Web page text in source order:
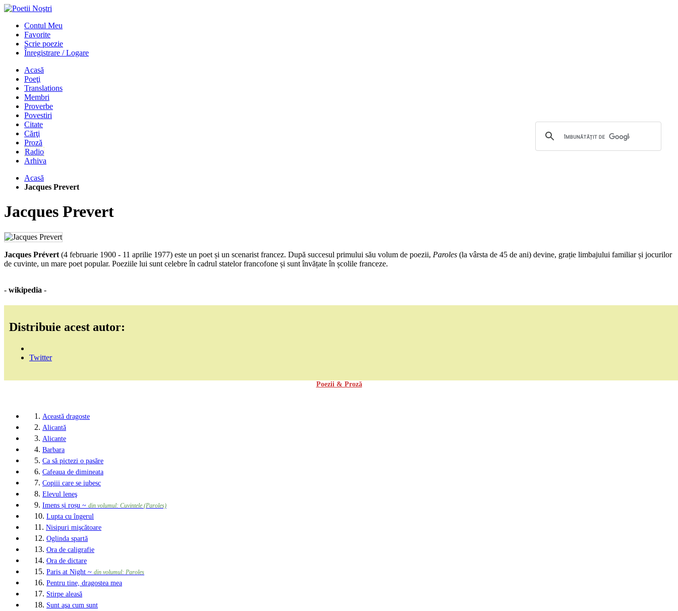
Contul Meu
Favorite
Scrie poezie
Înregistrare / Logare
Acasă
Poeţi
Translations
Membri
Proverbe
Povestiri
Citate
Cărţi
Proză
Radio
Arhiva
Acasă
Jacques Prevert
Jacques Prevert
Jacques Prévert (4 februarie 1900 - 11 aprilie 1977) este un poet și un scenarist francez. După succesul primului său volum de poezii, Paroles (la vârsta de 45 de ani) devine, grație limbajului familiar și jocurilor
de cuvinte, un mare poet popular. Poeziile lui sunt celebre în cadrul statelorfrancofone și sunt învățate în școlile franceze.
- wikipedia -
Distribuie acest autor:
Twitter
Poezii & Proză
1. Această dragoste
2. Alicantă
3. Alicante
4. Barbara
5. Ca să pictezi o pasăre
6. Cafeaua de dimineata
7. Copiii care se iubesc
8. Elevul leneş
9. Imens și roșu ~ din volumul: Cuvintele (Paroles)
10. Lupta cu îngerul
11. Nisipuri mişcătoare
12. Oglinda spartă
13. Ora de caligrafie
14. Ora de dictare
15. Paris at Night ~ din volumul: Paroles
16. Pentru tine, dragostea mea
17. Stirpe aleasă
18. Sunt aşa cum sunt